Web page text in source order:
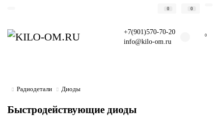
0 0
+7(901)570-70-20
info@kilo-om.ru
0
Радиодетали Диоды
Быстродействующие диоды